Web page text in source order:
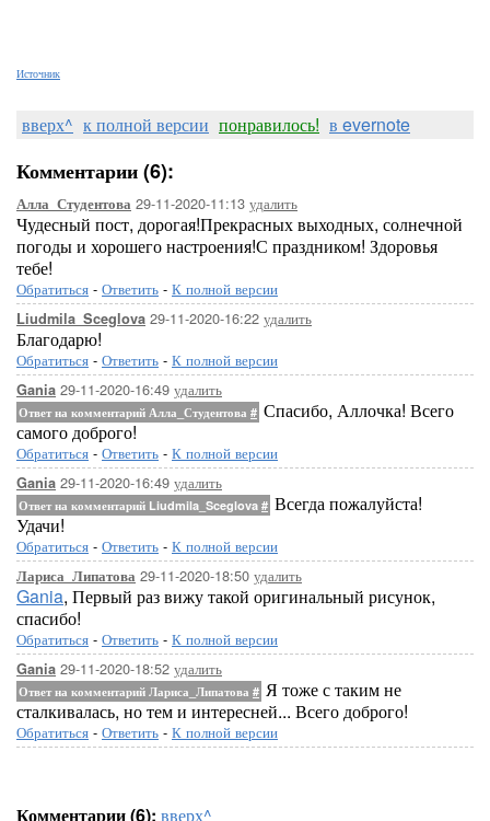
Источник
вверх^ к полной версии понравилось! в evernote
Комментарии (6):
Алла_Студентова 29-11-2020-11:13 удалить
Чудесный пост, дорогая!Прекрасных выходных, солнечной
погоды и хорошего настроения!С праздником! Здоровья
тебе!
Обратиться - Ответить - К полной версии
Liudmila_Sceglova 29-11-2020-16:22 удалить
Благодарю!
Обратиться - Ответить - К полной версии
Gania 29-11-2020-16:49 удалить
Ответ на комментарий Алла_Студентова # Спасибо, Аллочка! Всего
самого доброго!
Обратиться - Ответить - К полной версии
Gania 29-11-2020-16:49 удалить
Ответ на комментарий Liudmila_Sceglova # Всегда пожалуйста!
Удачи!
Обратиться - Ответить - К полной версии
Лариса_Липатова 29-11-2020-18:50 удалить
Gania, Первый раз вижу такой оригинальный рисунок,
спасибо!
Обратиться - Ответить - К полной версии
Gania 29-11-2020-18:52 удалить
Ответ на комментарий Лариса_Липатова # Я тоже с таким не
сталкивалась, но тем и интересней... Всего доброго!
Обратиться - Ответить - К полной версии
Комментарии (6): вверх^